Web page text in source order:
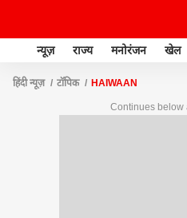
न्यूज़ राज्य मनोरंजन खेल
हिंदी न्यूज़ टॉपिक HAIWAAN
Continues below